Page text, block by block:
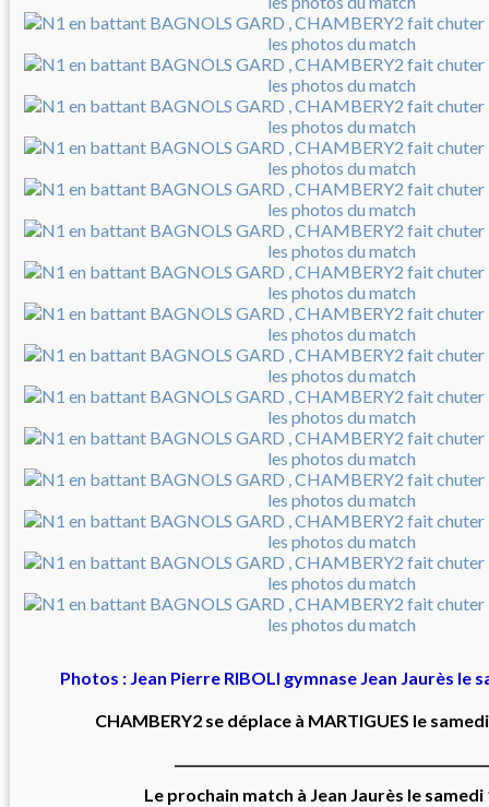
Photos : Jean Pierre RIBOLI gymnase Jean Jaurès le
CHAMBERY2 se déplace à MARTIGUES le
Le prochain match à Jean Jaurès le samedi